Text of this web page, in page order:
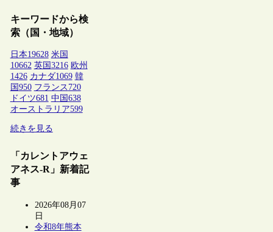
キーワードから検
索（国・地域）
日本19628 米国
10662 英国 3216 欧州
1426 カナダ1069 韓
国 950 フランス 720
ドイツ681 中国 638
オーストラリア599
続きを見る
「カレントアウェ
アネス-R」新着記
事
2026年08月07
日
令和8年熊本